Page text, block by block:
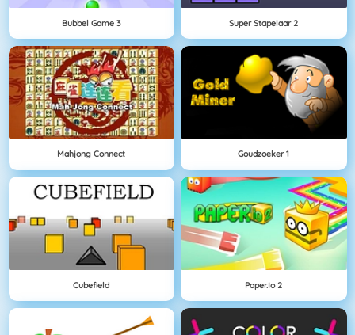
Bubbel Game 3 Super Stapelaar 2
Mahjong Connect Goudzoeker 1
Cubefield Paper.io 2